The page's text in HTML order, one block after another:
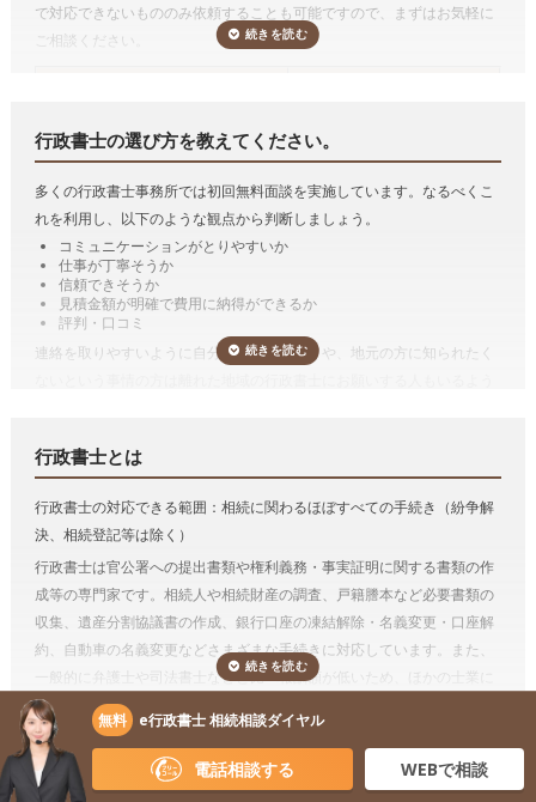
があります。
たとえば、公正証書遺言をするためには、必要書類を収集したり、証人
立会いもやってもらえますし、遺言者が公証役場に行くのも1回だけで
十分となる場合も多いです。
また、遺言を作るのではなく、実際に相続が発生し、その遺言の内容を
実現するために手続きをおこなう遺言の執行も行政書士がおこなうこと
ができます。
遺産分割協議書の作成
遺産分割協議書とは、その名称のとおり、遺産分割協議の結果を書面に
したものです。
相続手続き（
預貯金や有価証券などの相続手続きは行政書士に依頼することができま
す。
金融機関によって要求される資料は多岐にわたるため、それを一つひと
つ確かめながら集めるのは想像以上に手間がかかります。手続きを専門
家に任せることで、ご自身の生活のペースを守り、今後の生活の方針や
親族のケアに時間を使うことが出来ます。
しかも、相続手続きを一括して依頼した方が割安になりますし、面倒が
相続人調査
遺産分割協議をするためには、誰が法定相続人なのかを確定する必要が
あり、相続人調査が必要です。まれに相続人調査によって認知した子が
で対応できないもののみ依頼することも可能ですので、まずはお気軽に
ご相談ください。
戸籍収集3名まで
法定相続情報一覧図の作成
11,000円
自動車の名義変更1台
11,000円
金融機関の解約等1行
33,000円
解約立ち合い1件
遺産分割協議書の作成
財産目録の作成
遺言書の文案作成(財産目録含む)
できる「相続費用見積ガイド
行政書士の選び方を教えてください。
多くの行政書士事務所では初回無料面談を実施しています。なるべくこ
れを利用し、以下のような観点から判断しましょう。
コミュニケーションがとりやすいか
仕事が丁寧そうか
信頼できそうか
見積金額が明確で費用に納得ができるか
評判・口コミ
連絡を取りやすいように自分の勤め先の近くや、地元の方に知られたく
行政書士とは
行政書士の対応できる範囲：相続に関わるほぼすべての手続き（紛争解
決、相続登記等は除く）
行政書士は官公署への提出書類や権利義務・事実証明に関する書類の作
成等の専門家です。相続人や相続財産の調査、戸籍謄本など必要書類の
収集、遺産分割協議書の作成、銀行口座の凍結解除・名義変更・口座解
約、自動車の名義変更などさまざまな手続きに対応しています。また、
一般的に弁護士や司法書士などと比べ報酬額が低いため、ほかの士業に
依頼するより費用を抑えて相続手続きをおこなえるというメリットがあ
ります。一方、不動産登記はおこなえないため、相続財産に不動産があ
る場合、不動産の名義変更（相続登記）を弁護士、または司法書士に依
頼する必要があります。
無料 e行政書士 相続相談ダイヤル
電話相談する WEBで相談